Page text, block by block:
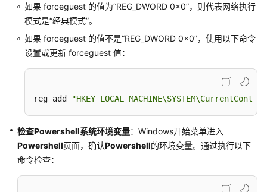
云
操
配
理
工
集
如果 forceguest 的值为“REG_DWORD 0x0”，则代表网络执行
模式是“经典模式”。
如果 forceguest 的值不是“REG_DWORD 0x0”，使用以下命令
设置或更新 forceguest 值：
reg add
检查Powershell系统环境变量：Windows开始菜单进入
Powershell页面，确认Powershell的环境变量。通过执行以下
命令检查：